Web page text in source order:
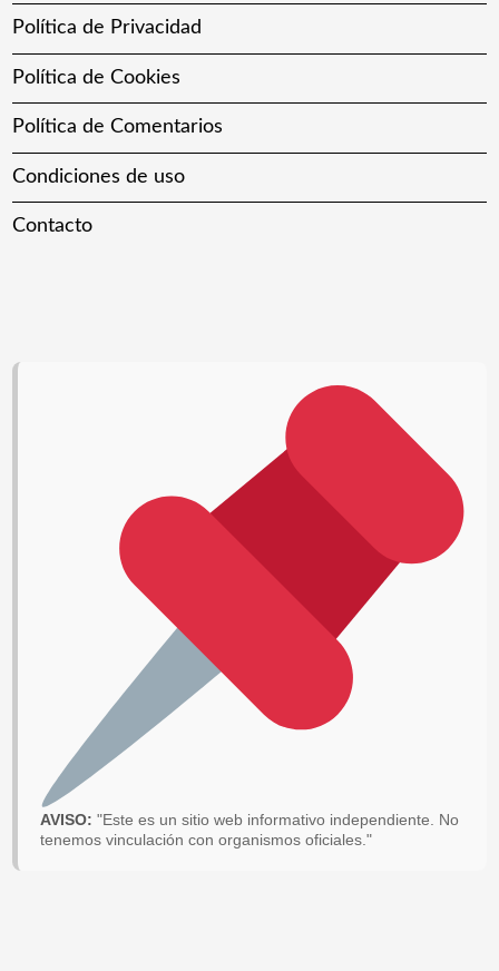
Política de Privacidad
Política de Cookies
Política de Comentarios
Condiciones de uso
Contacto
AVISO:"Este es un sitio web informativo independiente. No
tenemos vinculación con organismos oficiales."